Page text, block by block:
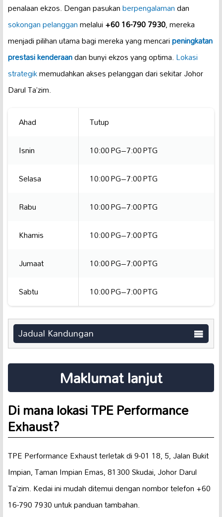
penalaan ekzos. Dengan pasukanberpengalamandan
sokongan pelangganmelalui+60 16-790 7930, mereka
menjadi pilihan utama bagi mereka yang mencaripeningkatan
prestasi kenderaandan bunyi ekzos yang optima.Lokasi
strategikmemudahkan akses pelanggan dari sekitar Johor
Darul Ta’zim.
Ahad
Tutup
Isnin
10:00 PG–7:00 PTG
Selasa
10:00 PG–7:00 PTG
Rabu
10:00 PG–7:00 PTG
Khamis
10:00 PG–7:00 PTG
Jumaat
10:00 PG–7:00 PTG
Sabtu
10:00 PG–7:00 PTG
Jadual Kandungan
Maklumat lanjut
Di mana lokasi TPE Performance
Exhaust?
TPE Performance Exhaust terletak di 9-01 18, 5, Jalan Bukit
Impian, Taman Impian Emas, 81300 Skudai, Johor Darul
Ta’zim. Kedai ini mudah ditemui dengan nombor telefon +60
16-790 7930 untuk panduan tambahan.